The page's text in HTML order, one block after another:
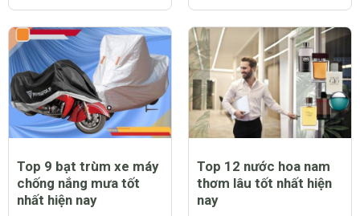
Top 9 bạt trùm xe máy
chống nắng mưa tốt
nhất hiện nay
Top 12 nước hoa nam
thơm lâu tốt nhất hiện
nay